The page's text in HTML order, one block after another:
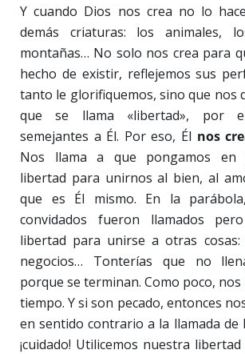
Y cuando Dios nos crea no lo
demás criaturas: los animales,
montañas… No solo nos crea para
hecho de existir, reflejemos sus
tanto le glorifiquemos, sino que nos
que se llama «libertad», por
semejantes a Él. Por eso, Él nos
Nos llama a que pongamos en
libertad para unirnos al bien, al
que es Él mismo. En la
convidados fueron llamados
libertad para unirse a otras cosas:
negocios… Tonterías que no
porque se terminan. Como poco,
tiempo. Y si son pecado, entonces
en sentido contrario a la llamada de
¡cuidado! Utilicemos nuestra